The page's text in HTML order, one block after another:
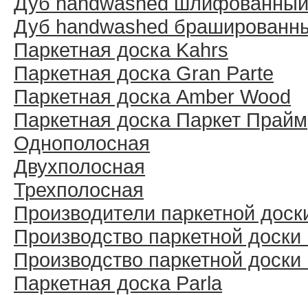
Дуб handwashed
Паркетная доска Kahrs
Паркетная доска Gran Parte
Паркетная доска Amber Wood
Паркетная доска Паркет Прайм
Однополосная
Двухполосная
Трехполосная
Производители паркетной
Производство паркетной
Производство паркетной
Паркетная доска Parla